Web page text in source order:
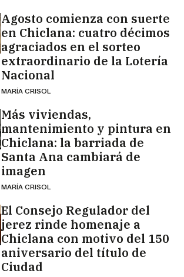
Agosto comienza con suerte
en Chiclana: cuatro décimos
agraciados en el sorteo
extraordinario de la Lotería
Nacional
MARÍA CRISOL
Más viviendas,
mantenimiento y pintura en
Chiclana: la barriada de
Santa Ana cambiará de
imagen
MARÍA CRISOL
El Consejo Regulador del
jerez rinde homenaje a
Chiclana con motivo del 150
aniversario del título de
Ciudad